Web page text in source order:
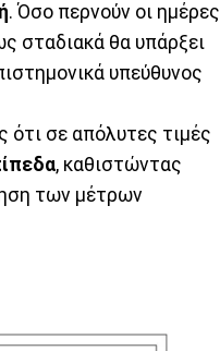
. Όσο περνούν οι ημέρες
σταδιακά θα υπάρξει
υπεύθυνος
σε απόλυτες τιμές
, καθιστώντας
των μέτρων